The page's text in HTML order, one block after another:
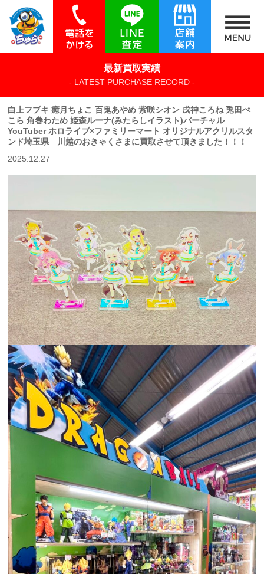
最新買取実績
- LATEST PURCHASE RECORD -
白上フブキ 癒月ちょこ 百鬼あやめ 紫咲シオン 戌神ころね 兎田ぺ
こら 角巻わため 姫森ルーナ(みたらしイラスト)バーチャル
YouTuber ホロライブ×ファミリーマート オリジナルアクリルスタ
ンド埼玉県 川越のおきゃくさまに買取させて頂きました！！！
2025.12.27